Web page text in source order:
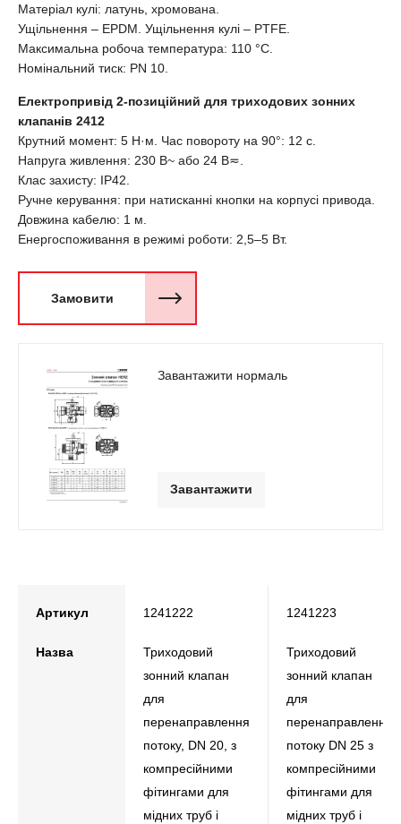
Матеріал кулі: латунь, хромована.
Ущільнення – ЕРDМ. Ущільнення кулі – PTFE.
Максимальна робоча температура: 110 °С.
Номінальний тиск: РN 10.
Електропривід 2-позиційний для триходових зонних
клапанів 2412
Крутний момент: 5 Н·м. Час повороту на 90°: 12 с.
Напруга живлення: 230 В~ або 24 В≂.
Клас захисту: IP42.
Ручне керування: при натисканні кнопки на корпусі привода.
Довжина кабелю: 1 м.
Енергоспоживання в режимі роботи: 2,5–5 Вт.
Замовити
Завантажити нормаль
Завантажити
Артикул 1241222 1241223
Назва
Триходовий
зонний клапан
для
перенаправлення
потоку, DN 20, з
компресійними
фітингами для
мідних труб і
Триходовий
зонний клапан
для
перенаправлення
потоку DN 25 з
компресійними
фітингами для
мідних труб і